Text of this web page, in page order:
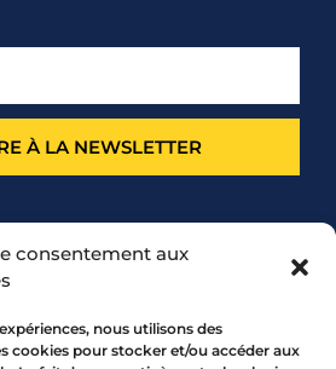
consentement aux
nous utilisons des
cookies pour stocker et/ou accéder aux
À LA NEWSLETTER